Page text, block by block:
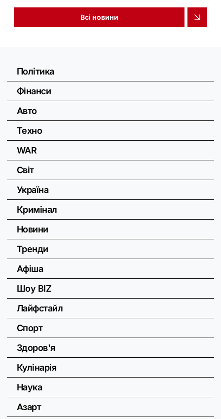
Всі новини
Політика
Фінанси
Авто
Техно
WAR
Світ
Україна
Кримінал
Новини
Тренди
Афіша
Шоу BIZ
Лайфстайл
Спорт
Здоров'я
Кулінарія
Наука
Азарт